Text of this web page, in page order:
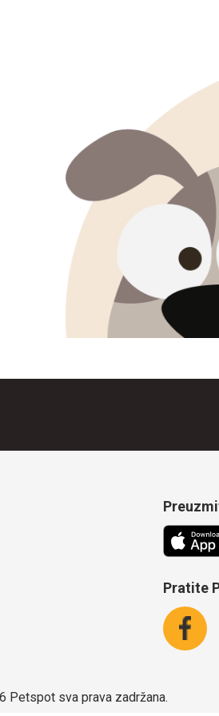
Pratite
2026 Petspot sva prava zadržana.